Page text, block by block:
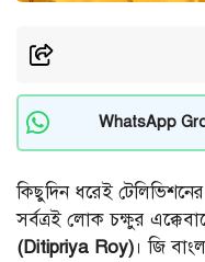
WhatsApp
কিছুদিন ধরেই
সর্বত্রই লোক চক্ষুর
(Ditipriya Roy)। জি